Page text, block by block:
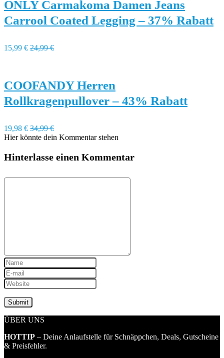
ONLY Carmakoma Damen Jeans
Carrool Coated Legging – 37% Rabatt
15,99 € 24,99 €
COOFANDY Herren
Rollkragenpullover – 43% Rabatt
19,98 € 34,99 €
Hier könnte dein Kommentar stehen
Hinterlasse einen Kommentar
ÜBER UNS
HOTTIP – Deine Anlaufstelle für Schnäppchen, Deals, Gutscheine
& Preisfehler.